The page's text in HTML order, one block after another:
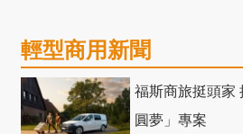
輕型商用新聞
福斯商旅挺頭家
圓夢」專案